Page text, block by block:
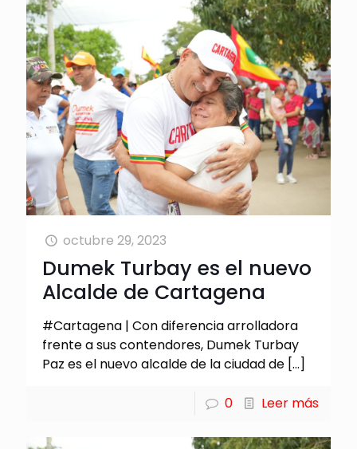
octubre 29, 2023
Dumek Turbay es el nuevo
Alcalde de Cartagena
#Cartagena | Con diferencia arrolladora
frente a sus contendores, Dumek Turbay
Paz es el nuevo alcalde de la ciudad de […]
0 Leer más